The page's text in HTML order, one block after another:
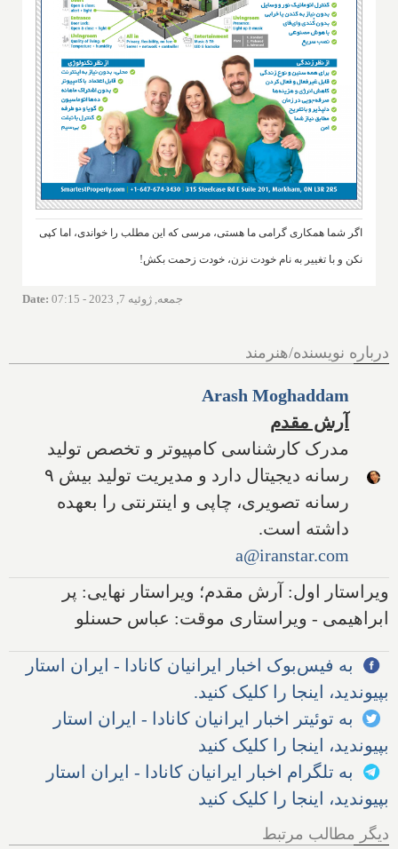
اگر شما همکاری گرامی ما هستی، مرسی که این مطلب را خواندی، اما کپی
نکن و با تغییر به نام خودت نزن، خودت زحمت بکش!
Date: جمعه, ژوئیه 7, 2023 - 07:15
درباره نویسنده/هنرمند
Arash Moghaddam
آرش مقدم
مدرک کارشناسی کامپیوتر و تخصص تولید
رسانه دیجیتال دارد و مدیریت تولید بیش ۹
رسانه تصویری، چاپی و اینترنتی را بعهده
داشته است.
a@iranstar.com
ویراستار اول: آرش مقدم؛ ویراستار نهایی: پر
ابراهیمی - ویراستاری موقت: عباس حسنلو
به فیس‌بوک اخبار ایرانیان کانادا - ایران استار
بپیوندید، اینجا را کلیک کنید.
به توئیتر اخبار ایرانیان کانادا - ایران استار
بپیوندید، اینجا را کلیک کنید
به تلگرام اخبار ایرانیان کانادا - ایران استار
بپیوندید، اینجا را کلیک کنید
دیگر مطالب مرتبط